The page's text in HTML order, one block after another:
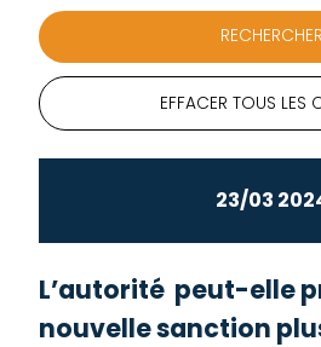
EFFACER TOUS LES
23/03
L’autorité peut-elle
nouvelle sanction